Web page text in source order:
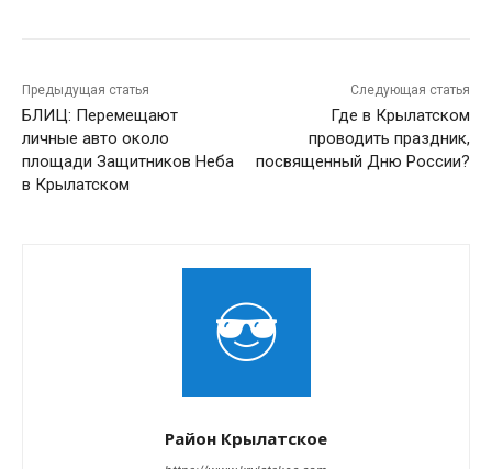
Предыдущая статья
БЛИЦ: Перемещают
личные авто около
площади Защитников Неба
в Крылатском
Следующая статья
Где в Крылатском
проводить праздник,
посвященный Дню России?
Район Крылатское